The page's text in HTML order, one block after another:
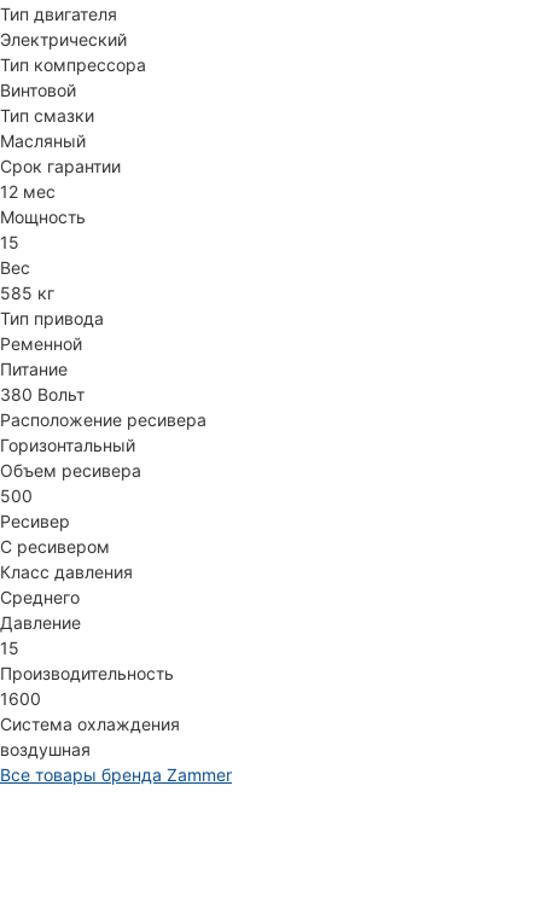
Тип двигателя
Электрический
Тип компрессора
Винтовой
Тип смазки
Масляный
Срок гарантии
12 мес
Мощность
15
Вес
585 кг
Тип привода
Ременной
Питание
380 Вольт
Расположение ресивера
Горизонтальный
Объем ресивера
500
Ресивер
С ресивером
Класс давления
Среднего
Давление
15
Производительность
1600
Система охлаждения
воздушная
Все товары бренда Zammer